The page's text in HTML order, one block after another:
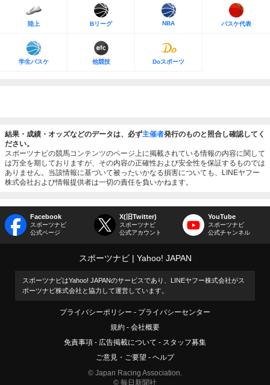
陸上 Bリーグ NBA バスケ代表
学生バスケ 他競技 Doスポーツ
結果・成績・オッズなどのデータは、必ず主催者発行のものと照合し確認してく
ださい。
スポーツナビの競馬コンテンツのページ上に掲載されている情報の内容に関して
は万全を期しておりますが、その内容の正確性および安全性を保証するものでは
ありません。当該情報に基づいて被ったいかなる損害についても、LINEヤフー
株式会社および情報提供者は一切の責任を負いかねます。
Facebook
スポーツナビ
公式ページ
X(旧Twitter)
スポーツナビ
公式アカウント
YouTube
スポーツナビ
公式チャンネル
スポーツナビ Yahoo! JAPAN
スポーツナビはYahoo! JAPANのサービスであり、LINEヤフー株式会社がス
ポーツナビ株式会社と協力して運営しています。
プライバシーポリシー
プライバシーセンター
規約
会社概要
免責事項
広告掲載について
スタッフ募集
ご意見・ご要望
ヘルプ
© Japan Racing Association.
© 毎日新聞社